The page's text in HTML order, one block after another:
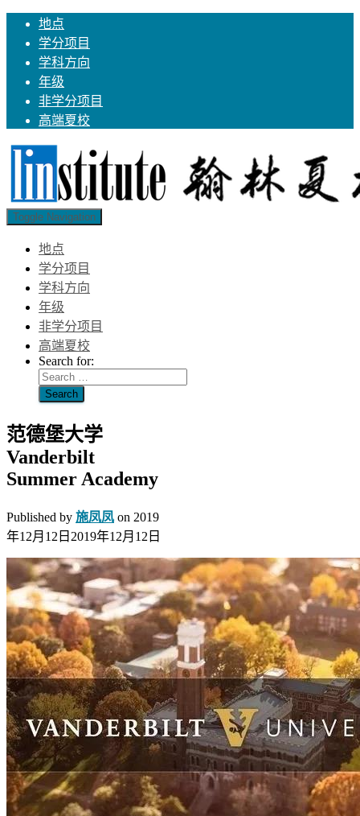
地点
学分项目
学科方向
年级
非学分项目
高端夏校
Toggle Navigation
地点
学分项目
学科方向
年级
非学分项目
高端夏校
Search for:
范德堡大学
Vanderbilt
Summer Academy
Published by 施凤凤 on 2019
年12月12日 2019年12月12日